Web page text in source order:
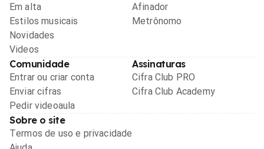
Em alta
Estilos musicais
Novidades
Videos
Afinador
Metrônomo
Comunidade
Entrar ou criar conta
Enviar cifras
Pedir videoaula
Assinaturas
Cifra Club PRO
Cifra Club Academy
Sobre o site
Termos de uso e privacidade